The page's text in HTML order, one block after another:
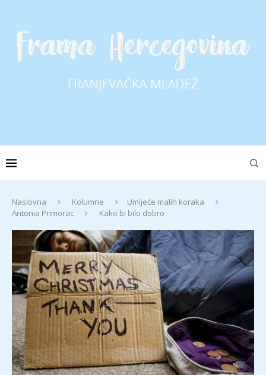
Naslovna Kolumne
Umijeće malih koraka
Antonia Primorac
Kako bi bilo dobro